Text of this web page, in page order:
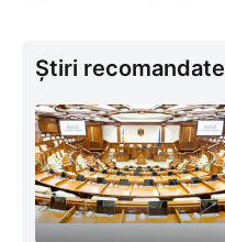
Știri recomandate